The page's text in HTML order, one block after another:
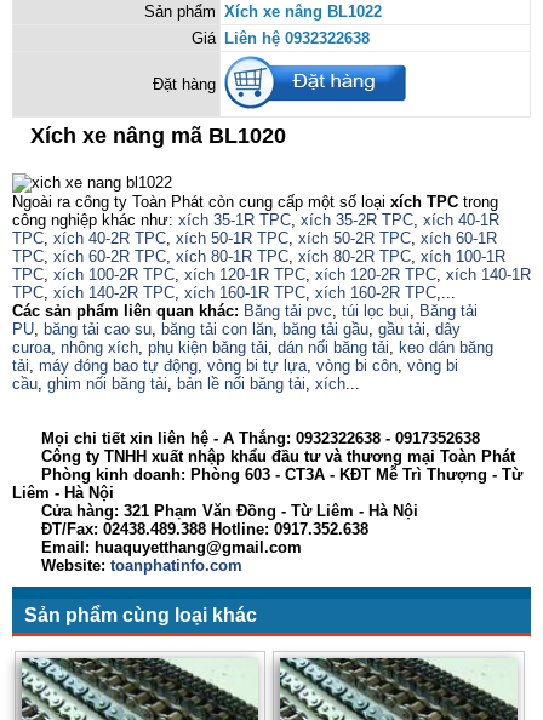
Sản phẩm Xích xe nâng BL1022
Giá Liên hệ 0932322638
Đặt hàng
Xích xe nâng mã BL1020
Ngoài ra công ty Toàn Phát còn cung cấp một số loại xích TPC trong
công nghiệp khác như: xích 35-1R TPC, xích 35-2R TPC, xích 40-1R
TPC, xích 40-2R TPC, xích 50-1R TPC, xích 50-2R TPC, xích 60-1R
TPC, xích 60-2R TPC, xích 80-1R TPC, xích 80-2R TPC, xích 100-1R
TPC, xích 100-2R TPC, xích 120-1R TPC, xích 120-2R TPC, xích 140-1R
TPC, xích 140-2R TPC, xích 160-1R TPC, xích 160-2R TPC,...
Các sản phẩm liên quan khác: Băng tải pvc, túi lọc bụi, Băng tải
PU, băng tải cao su, băng tải con lăn, băng tải gầu, gầu tải, dây
curoa, nhông xích, phụ kiện băng tải, dán nối băng tải, keo dán băng
tải, máy đóng bao tự động, vòng bi tự lựa, vòng bi côn, vòng bi
cầu, ghim nối băng tải, bản lề nối băng tải, xích...
Mọi chi tiết xin liên hệ - A Thắng: 0932322638 - 0917352638
Công ty TNHH xuất nhập khẩu đầu tư và thương mại Toàn Phát
Phòng kinh doanh: Phòng 603 - CT3A - KĐT Mễ Trì Thượng - Từ
Liêm - Hà Nội
Cửa hàng: 321 Phạm Văn Đồng - Từ Liêm - Hà Nội
ĐT/Fax: 02438.489.388 Hotline: 0917.352.638
Email: huaquyetthang@gmail.com
Website: toanphatinfo.com
Sản phẩm cùng loại khác